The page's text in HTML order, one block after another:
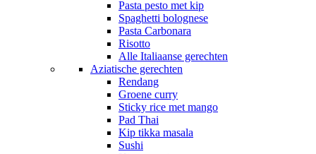
Pasta pesto met kip
Spaghetti bolognese
Pasta Carbonara
Risotto
Alle Italiaanse gerechten
Aziatische gerechten
Rendang
Groene curry
Sticky rice met mango
Pad Thai
Kip tikka masala
Sushi